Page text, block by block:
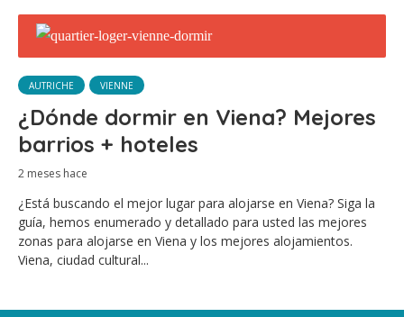
AUTRICHE VIENNE
¿Dónde dormir en Viena? Mejores
barrios + hoteles
2 meses hace
¿Está buscando el mejor lugar para alojarse en Viena? Siga la
guía, hemos enumerado y detallado para usted las mejores
zonas para alojarse en Viena y los mejores alojamientos.
Viena, ciudad cultural...